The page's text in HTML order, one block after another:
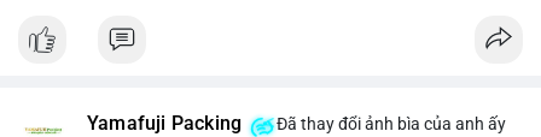
Yamafuji Packing Đã thay đổi ảnh bìa của anh ấy